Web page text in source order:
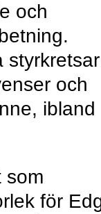
och
styrkretsar
och
ibland
som
för